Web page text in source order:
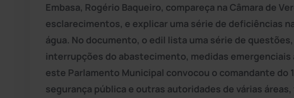
Embasa, Rogério Baqueiro, compareça na Câmara de
esclarecimentos, e explicar uma série de deficiências
água. No documento, o edil lista uma série de
interrupções do abastecimento, medidas emergenciais
este Parlamento Municipal convocou o comandante do
segurança pública e outras autoridades de várias